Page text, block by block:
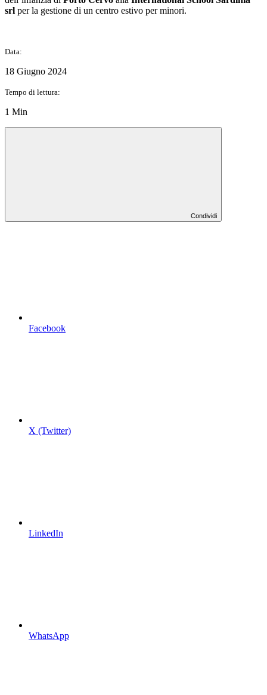
srl per la gestione di un centro estivo per minori.
Data:
18 Giugno 2024
Tempo di lettura:
1 Min
Condividi
Facebook
X (Twitter)
LinkedIn
WhatsApp